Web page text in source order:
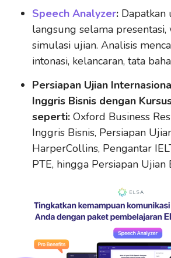
Speech Analyzer: Dapatkan
langsung selama presentasi,
simulasi ujian. Analisis
intonasi, kelancaran, tata
Persiapan Ujian
Inggris Bisnis dengan
seperti: Oxford Business
Inggris Bisnis, Persiapan
HarperCollins, Pengantar
PTE, hingga Persiapan Ujian